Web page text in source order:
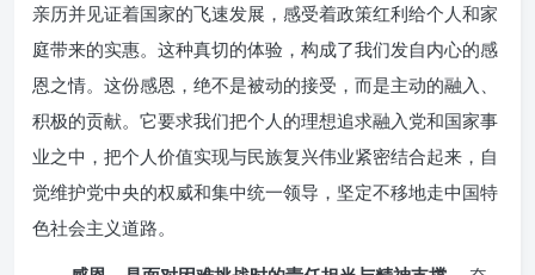
亲历并见证着国家的飞速发展，感受着政策红利给个人和家
庭带来的实惠。这种真切的体验，构成了我们发自内心的感
恩之情。这份感恩，绝不是被动的接受，而是主动的融入、
积极的贡献。它要求我们把个人的理想追求融入党和国家事
业之中，把个人价值实现与民族复兴伟业紧密结合起来，自
觉维护党中央的权威和集中统一领导，坚定不移地走中国特
色社会主义道路。